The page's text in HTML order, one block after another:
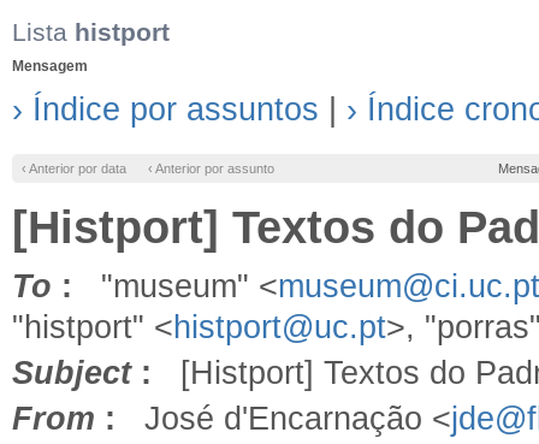
Lista histport
Mensagem
› Índice por assuntos › Índice
‹ Anterior por data ‹ Anterior por assunto
[Histport] Textos do
To : "museum" <museum@ci.uc.pt
"histport" <histport@uc.pt>,
Subject: [Histport] Textos do
From : José d'Encarnação <